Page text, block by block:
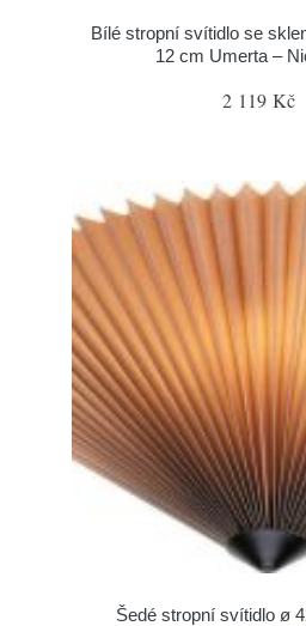
Bílé stropní svítidlo se
12 cm Umerta –
2 119 Kč
Šedé stropní svítidlo ø